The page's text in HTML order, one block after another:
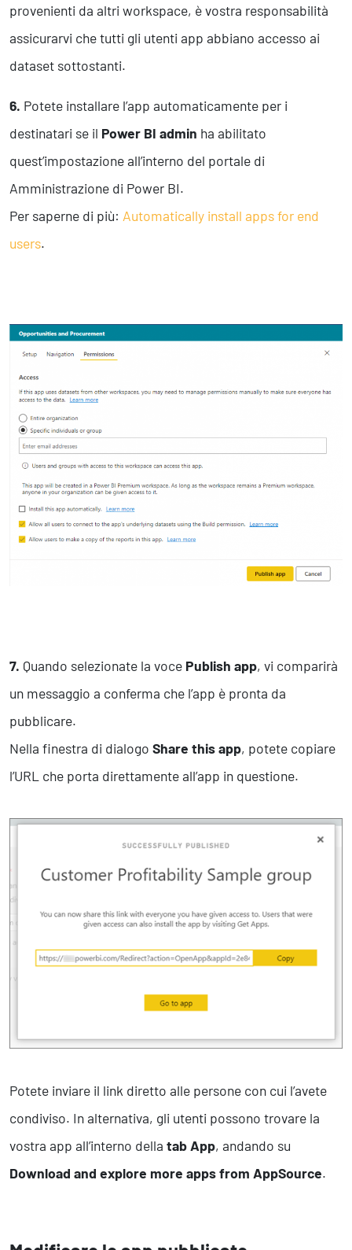
provenienti da altri workspace, è vostra responsabilità
assicurarvi che tutti gli utenti app abbiano accesso ai
dataset sottostanti.
6. Potete installare l’app automaticamente per i
destinatari se il Power BI admin ha abilitato
quest’impostazione all’interno del portale di
Amministrazione di Power BI.
Per saperne di più: Automatically install apps for end
users.
7. Quando selezionate la voce Publish app, vi comparirà
un messaggio a conferma che l’app è pronta da
pubblicare.
Nella finestra di dialogo Share this app, potete copiare
l’URL che porta direttamente all’app in questione.
Potete inviare il link diretto alle persone con cui l’avete
condiviso. In alternativa, gli utenti possono trovare la
vostra app all’interno della tab App, andando su
Download and explore more apps from AppSource.